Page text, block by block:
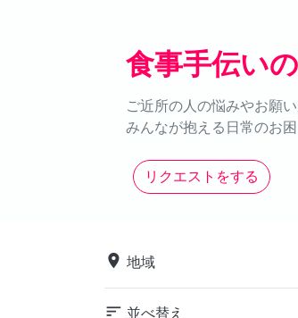
食事手伝い
ご近所の人の悩みやお願
みんなが抱える日常のお
リクエストをする
place 地域
sort 並べ替え